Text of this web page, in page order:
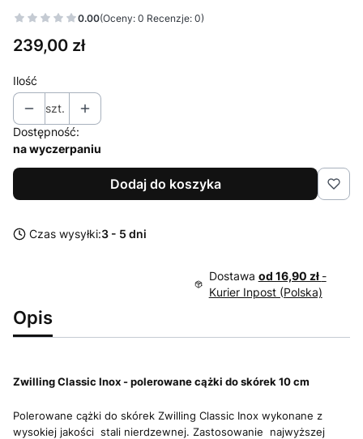
0.00(Oceny: 0 Recenzje: 0)
Cena
239,00 zł
Ilość
szt.
Dostępność:
na wyczerpaniu
Dodaj do koszyka
Czas wysyłki:3 - 5 dni
Dostawa od 16,90 zł -
Kurier Inpost (Polska)
Opis
Zwilling Classic Inox - polerowane cążki do skórek 10 cm
Polerowane cążki do skórek Zwilling Classic Inox wykonane z
wysokiej jakości stali nierdzewnej. Zastosowanie najwyższej